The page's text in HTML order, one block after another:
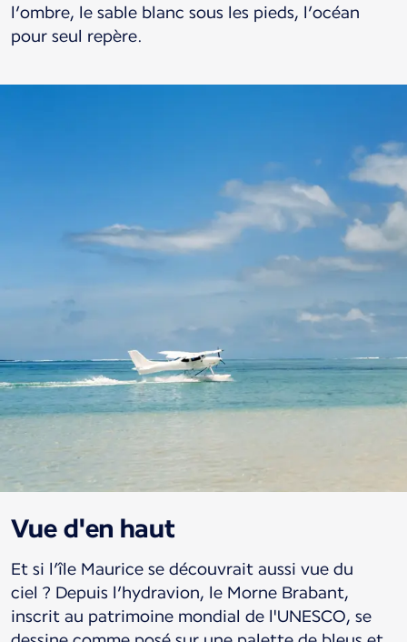
l’ombre, le sable blanc sous les pieds, l’océan
pour seul repère.
Vue d'en haut
Et si l’île Maurice se découvrait aussi vue du
ciel ? Depuis l’hydravion, le Morne Brabant,
inscrit au patrimoine mondial de l'UNESCO, se